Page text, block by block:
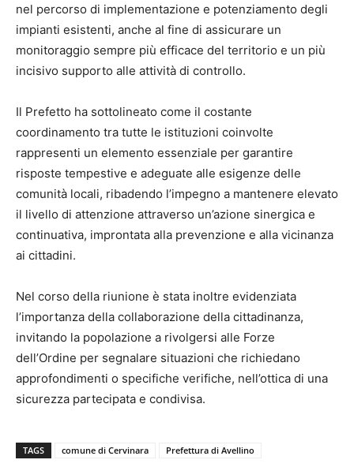
nel percorso di implementazione e potenziamento degli
impianti esistenti, anche al fine di assicurare un
monitoraggio sempre più efficace del territorio e un più
incisivo supporto alle attività di controllo.
Il Prefetto ha sottolineato come il costante
coordinamento tra tutte le istituzioni coinvolte
rappresenti un elemento essenziale per garantire
risposte tempestive e adeguate alle esigenze delle
comunità locali, ribadendo l’impegno a mantenere elevato
il livello di attenzione attraverso un’azione sinergica e
continuativa, improntata alla prevenzione e alla vicinanza
ai cittadini.
Nel corso della riunione è stata inoltre evidenziata
l’importanza della collaborazione della cittadinanza,
invitando la popolazione a rivolgersi alle Forze
dell’Ordine per segnalare situazioni che richiedano
approfondimenti o specifiche verifiche, nell’ottica di una
sicurezza partecipata e condivisa.
TAGS comune di Cervinara Prefettura di Avellino